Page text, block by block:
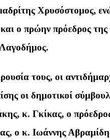
Χρυσόστομος,
ο πρώην πρόεδρος
τους, οι
οι δημοτικοί
κ. Γκίκας, ο
ο κ. Ιωάννης